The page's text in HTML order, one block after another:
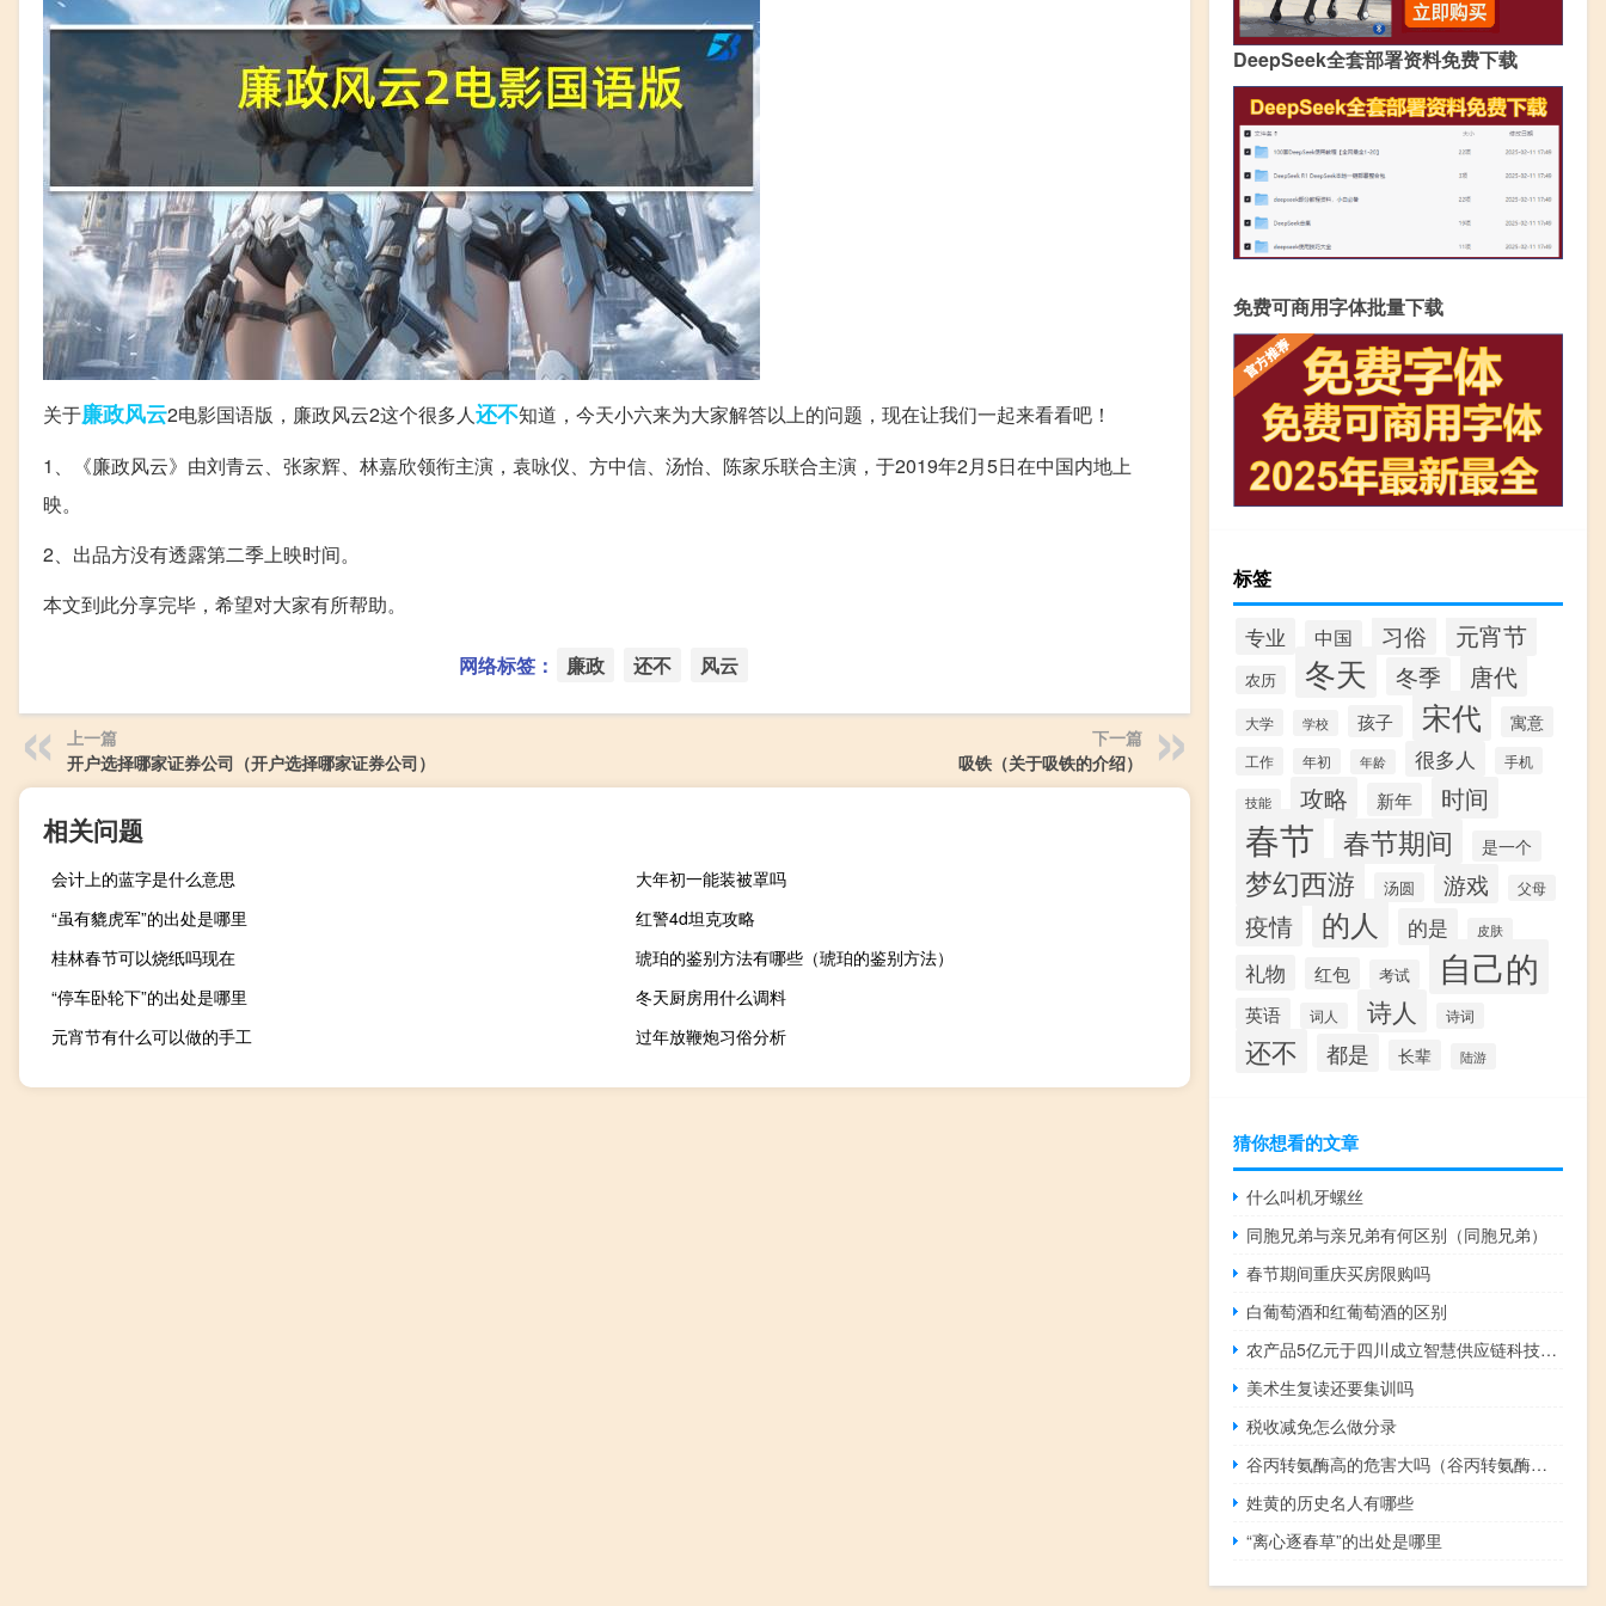
关于廉政风云2电影国语版，廉政风云2这个很多人还不知道，今天小六来为大家解答以上的问题，现在让我们一起来看看吧！
1、《廉政风云》由刘青云、张家辉、林嘉欣领衔主演，袁咏仪、方中信、汤怡、陈家乐联合主演，于2019年2月5日在中国内地上
映。
2、出品方没有透露第二季上映时间。
本文到此分享完毕，希望对大家有所帮助。
网络标签： 廉政 还不 风云
上一篇
开户选择哪家证券公司（开户选择哪家证券公司）
下一篇
吸铁（关于吸铁的介绍）
相关问题
会计上的蓝字是什么意思
大年初一能装被罩吗
“虽有貔虎军”的出处是哪里
红警4d坦克攻略
桂林春节可以烧纸吗现在
琥珀的鉴别方法有哪些（琥珀的鉴别方法）
“停车卧轮下”的出处是哪里
冬天厨房用什么调料
元宵节有什么可以做的手工
过年放鞭炮习俗分析
DeepSeek全套部署资料免费下载
免费可商用字体批量下载
标签
专业 中国 习俗 元宵节
农历 冬天 冬季 唐代
大学 学校 孩子 宋代 寓意
工作 年初 年龄 很多人 手机
技能 攻略 新年 时间
春节 春节期间 是一个
梦幻西游 汤圆 游戏 父母
疫情 的人 的是 皮肤
礼物 红包 考试 自己的
英语 词人 诗人 诗词
还不 都是 长辈 陆游
猜你想看的文章
什么叫机牙螺丝
同胞兄弟与亲兄弟有何区别（同胞兄弟）
春节期间重庆买房限购吗
白葡萄酒和红葡萄酒的区别
农产品5亿元于四川成立智慧供应链科技子公司
美术生复读还要集训吗
税收减免怎么做分录
谷丙转氨酶高的危害大吗（谷丙转氨酶高的危害）
姓黄的历史名人有哪些
“离心逐春草”的出处是哪里